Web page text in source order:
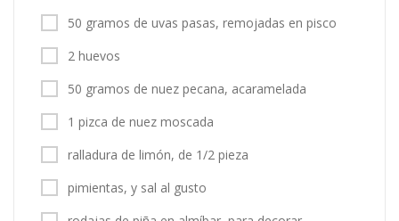
50 gramos de uvas pasas, remojadas en pisco
2 huevos
50 gramos de nuez pecana, acaramelada
1 pizca de nuez moscada
ralladura de limón, de 1/2 pieza
pimientas, y sal al gusto